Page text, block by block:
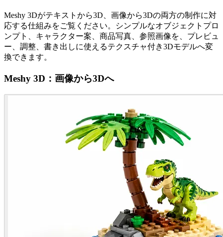
Meshy 3Dがテキストから3D、画像から3Dの両方の制作に対
応する仕組みをご覧ください。シンプルなオブジェクトプロ
ンプト、キャラクター案、商品写真、参照画像を、プレビュ
ー、調整、書き出しに使えるテクスチャ付き3Dモデルへ変
換できます。
Meshy 3D：画像から3Dへ